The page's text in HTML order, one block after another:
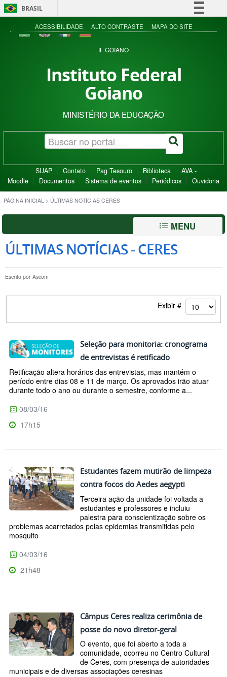
BRASIL
Simplifique!
Acesso à informação
ACESSIBILIDADE ALTO CONTRASTE MAPA DO SITE
IF GOIANO
Instituto Federal
Goiano
MINISTÉRIO DA EDUCAÇÃO
SUAP Contato Pag Tesouro Biblioteca
AVA -
Moodle
Documentos Sistema de eventos Periódicos Ouvidoria
PÁGINA INICIAL > ÚLTIMAS NOTÍCIAS CERES
MENU
ÚLTIMAS NOTÍCIAS - CERES
Escrito por Ascom
Exibir #
Seleção para monitoria: cronograma
de entrevistas é retificado
Retificação altera horários das entrevistas, mas mantém o
período entre dias 08 e 11 de março. Os aprovados irão atuar
durante todo o ano ou durante o semestre, conforme a...
08/03/16
17h15
Estudantes fazem mutirão de limpeza
contra focos do Aedes aegypti
Terceira ação da unidade foi voltada a
estudantes e professores e incluiu
palestra para conscientização sobre os
problemas acarretados pelas epidemias transmitidas pelo
mosquito
04/03/16
21h48
Câmpus Ceres realiza cerimônia de
posse do novo diretor-geral
O evento, que foi aberto a toda a
comunidade, ocorreu no Centro Cultural
de Ceres, com presença de autoridades
municipais e de diversas associações ceresinas